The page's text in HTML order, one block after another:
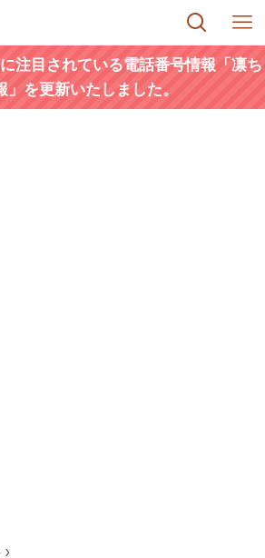
注目されている電話番号情報「凛ち
」を更新いたしました。